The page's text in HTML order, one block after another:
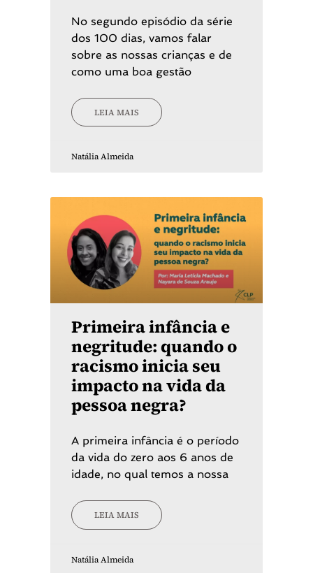
No segundo episódio da série
dos 100 dias, vamos falar
sobre as nossas crianças e de
como uma boa gestão
LEIA MAIS
Natália Almeida
Primeira infância e
negritude: quando o
racismo inicia seu
impacto na vida da
pessoa negra?
A primeira infância é o período
da vida do zero aos 6 anos de
idade, no qual temos a nossa
LEIA MAIS
Natália Almeida